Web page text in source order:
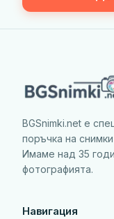
BGSnimki.net е
поръчка на
Имаме над 35
фотографията.
Навигация